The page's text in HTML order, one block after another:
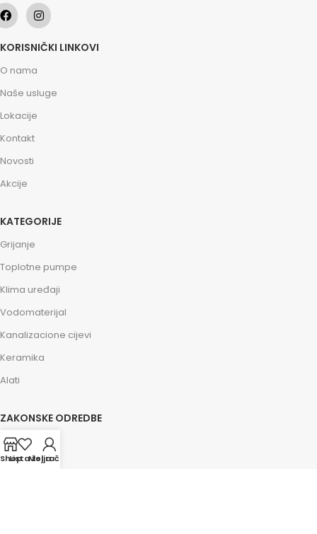
KORISNIČKI LINKOVI
O nama
Naše usluge
Lokacije
Kontakt
Novosti
Akcije
KATEGORIJE
Grijanje
Toplotne pumpe
Klima uređaji
Vodomaterijal
Kanalizacione cijevi
Keramika
Alati
ZAKONSKE ODREDBE
Impressum
Kolačići
ShopLista želja
Moj račun